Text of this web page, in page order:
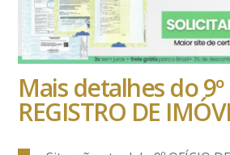
Mais detalhes do 9º
REGISTRO DE